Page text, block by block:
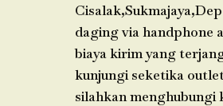
daging via handphone
biaya kirim yang
kunjungi seketika
silahkan menghubungi